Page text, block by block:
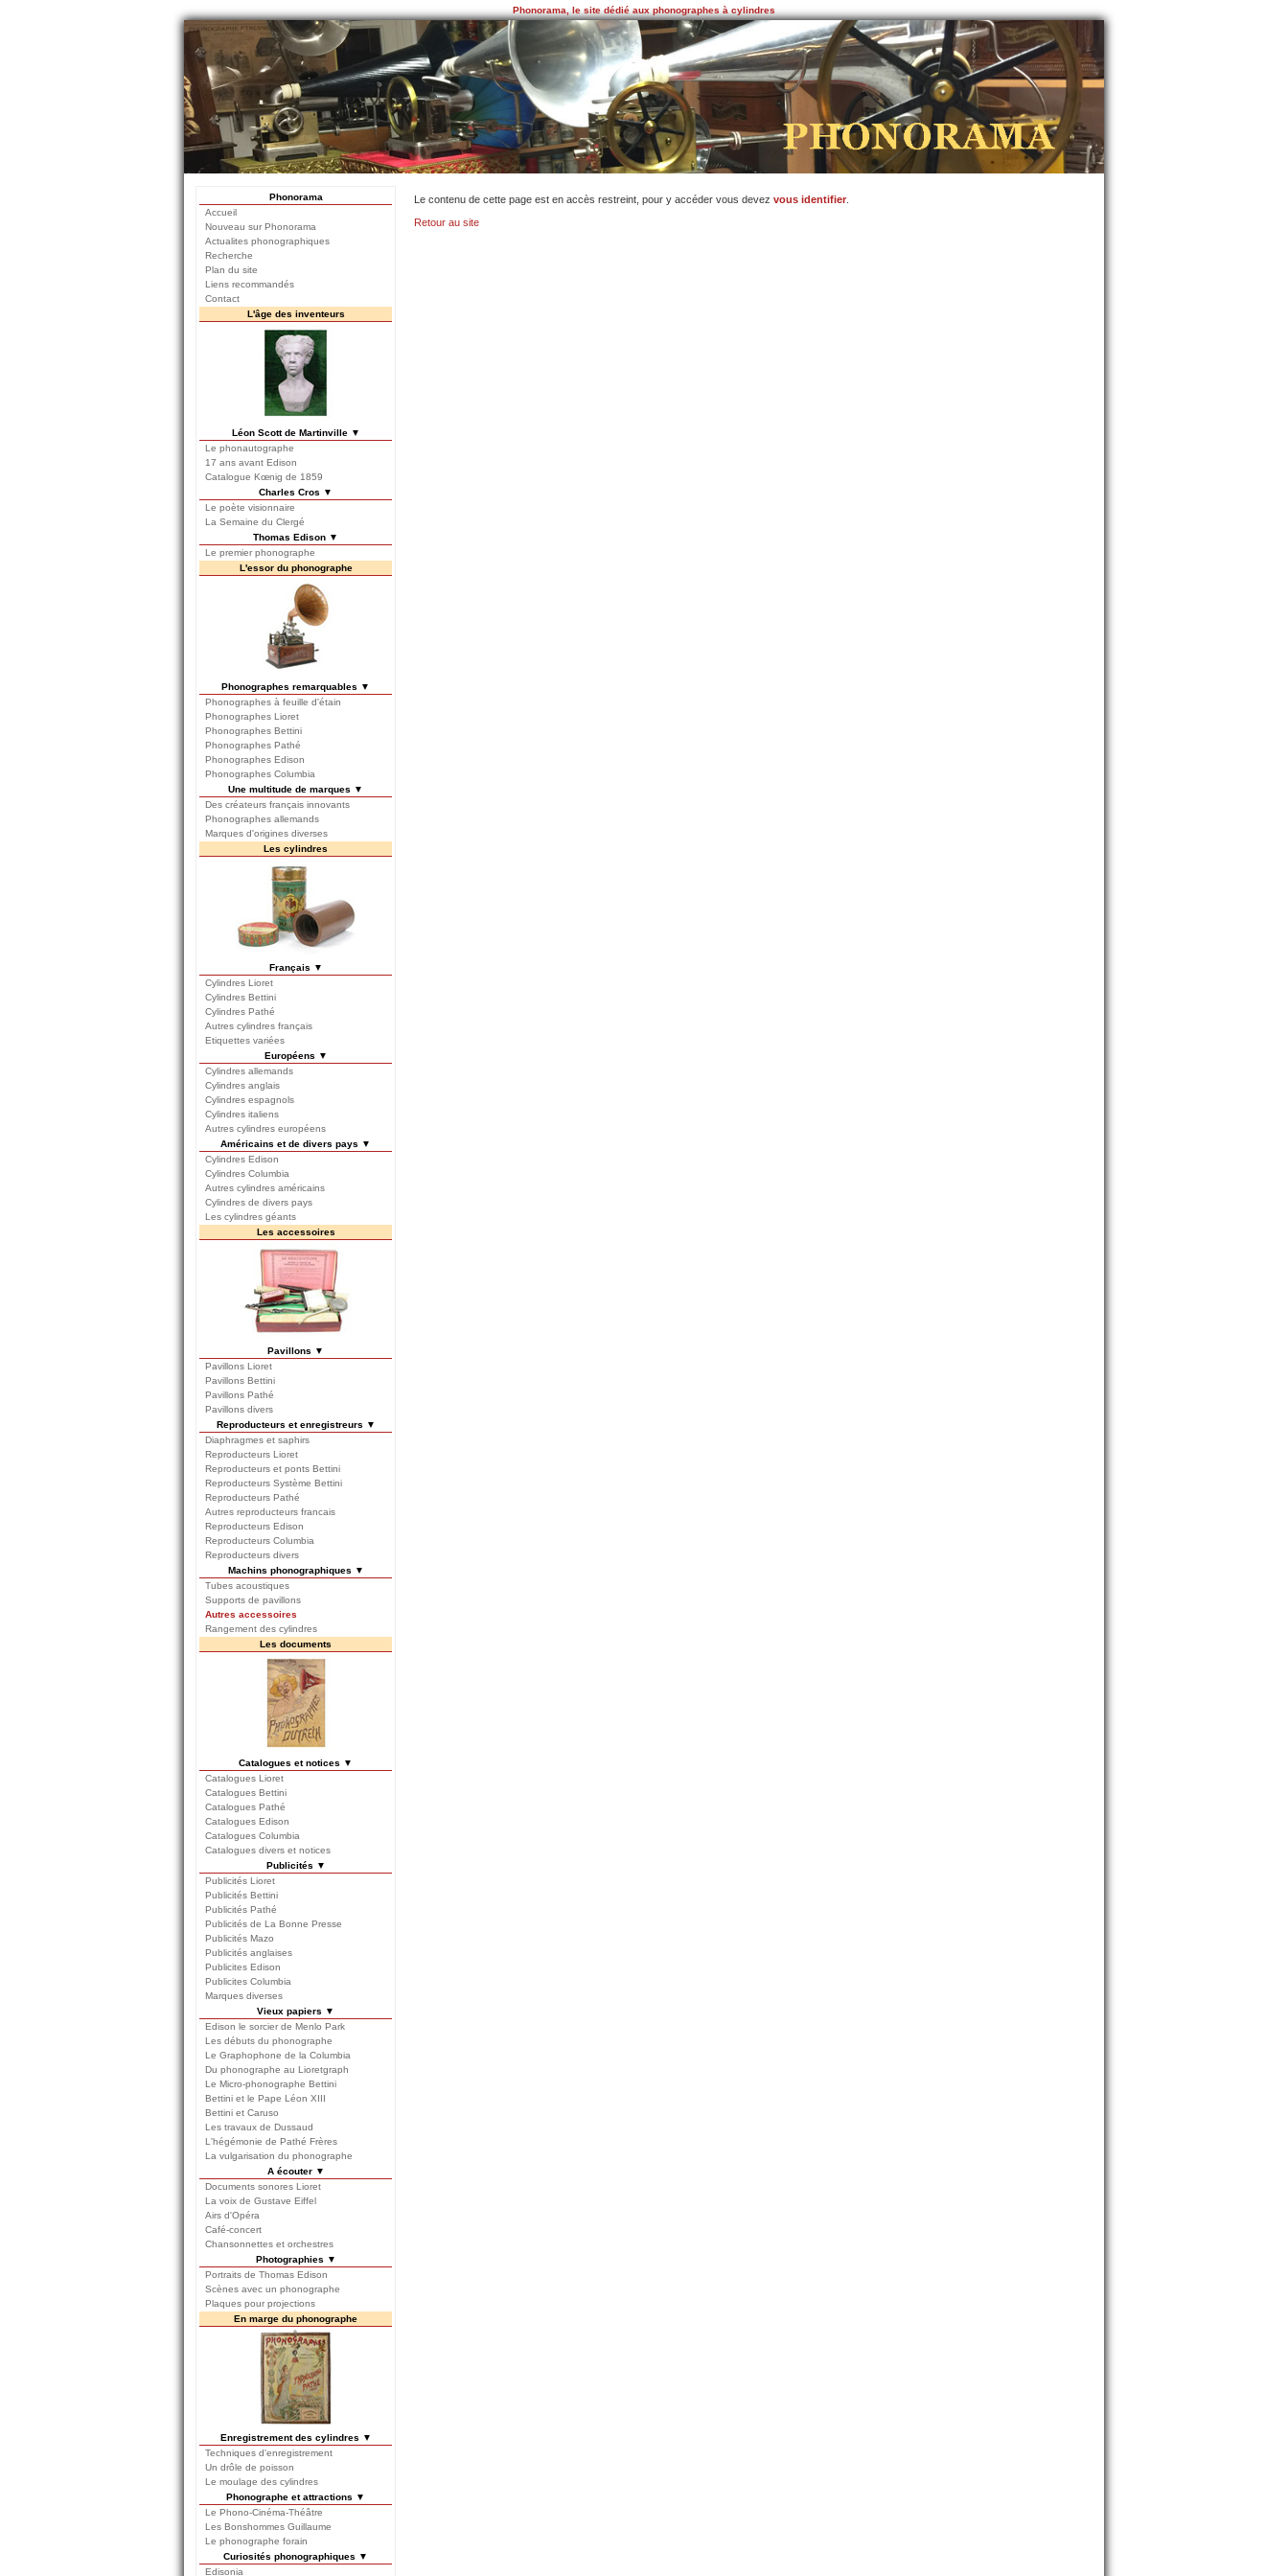
Phonorama, le site dédié aux phonographes à cylindres
Phonorama
Accueil
Nouveau sur Phonorama
Actualites phonographiques
Recherche
Plan du site
Liens recommandés
Contact
L'âge des inventeurs
Léon Scott de Martinville ▼
Le phonautographe
17 ans avant Edison
Catalogue Kœnig de 1859
Charles Cros ▼
Le poète visionnaire
La Semaine du Clergé
Thomas Edison ▼
Le premier phonographe
L'essor du phonographe
Phonographes remarquables ▼
Phonographes à feuille d'étain
Phonographes Lioret
Phonographes Bettini
Phonographes Pathé
Phonographes Edison
Phonographes Columbia
Une multitude de marques ▼
Des créateurs français innovants
Phonographes allemands
Marques d'origines diverses
Les cylindres
Français ▼
Cylindres Lioret
Cylindres Bettini
Cylindres Pathé
Autres cylindres français
Etiquettes variées
Européens ▼
Cylindres allemands
Cylindres anglais
Cylindres espagnols
Cylindres italiens
Autres cylindres européens
Américains et de divers pays ▼
Cylindres Edison
Cylindres Columbia
Autres cylindres américains
Cylindres de divers pays
Les cylindres géants
Les accessoires
Pavillons ▼
Pavillons Lioret
Pavillons Bettini
Pavillons Pathé
Pavillons divers
Reproducteurs et enregistreurs ▼
Diaphragmes et saphirs
Reproducteurs Lioret
Reproducteurs et ponts Bettini
Reproducteurs Système Bettini
Reproducteurs Pathé
Autres reproducteurs francais
Reproducteurs Edison
Reproducteurs Columbia
Reproducteurs divers
Machins phonographiques ▼
Tubes acoustiques
Supports de pavillons
Autres accessoires
Rangement des cylindres
Les documents
Catalogues et notices ▼
Catalogues Lioret
Catalogues Bettini
Catalogues Pathé
Catalogues Edison
Catalogues Columbia
Catalogues divers et notices
Publicités ▼
Publicités Lioret
Publicités Bettini
Publicités Pathé
Publicités de La Bonne Presse
Publicités Mazo
Publicités anglaises
Publicites Edison
Publicites Columbia
Marques diverses
Vieux papiers ▼
Edison le sorcier de Menlo Park
Les débuts du phonographe
Le Graphophone de la Columbia
Du phonographe au Lioretgraph
Le Micro-phonographe Bettini
Bettini et le Pape Léon XIII
Bettini et Caruso
Les travaux de Dussaud
L'hégémonie de Pathé Frères
La vulgarisation du phonographe
A écouter ▼
Documents sonores Lioret
La voix de Gustave Eiffel
Airs d'Opéra
Café-concert
Chansonnettes et orchestres
Photographies ▼
Portraits de Thomas Edison
Scènes avec un phonographe
Plaques pour projections
En marge du phonographe
Enregistrement des cylindres ▼
Techniques d'enregistrement
Un drôle de poisson
Le moulage des cylindres
Phonographe et attractions ▼
Le Phono-Cinéma-Théâtre
Les Bonshommes Guillaume
Le phonographe forain
Curiosités phonographiques ▼
Edisonia
Le contenu de cette page est en accès restreint, pour y accéder vous devezvous identifier
Retour au site